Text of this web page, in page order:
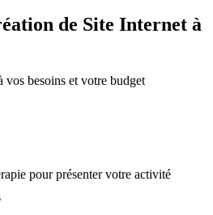
de Site Internet à
vos besoins et votre budget
pour présenter votre activité